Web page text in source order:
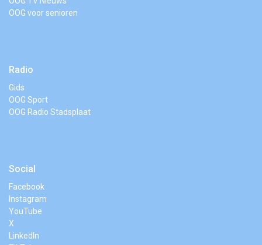
OOG voor senioren
Radio
Gids
OOG Sport
OOG Radio Stadsplaat
Social
Facebook
Instagram
YouTube
X
LinkedIn